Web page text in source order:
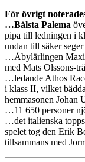
För övrigt
…Bålsta Palema
pipa till ledningen i
undan till säker
…Åbylärlingen
med Mats Olssons-
…ledande Athos
i klass II, vilket
hemmasonen Johan
…11 650 personer
…det italienska
spelet tog den Erik
tillsammans med